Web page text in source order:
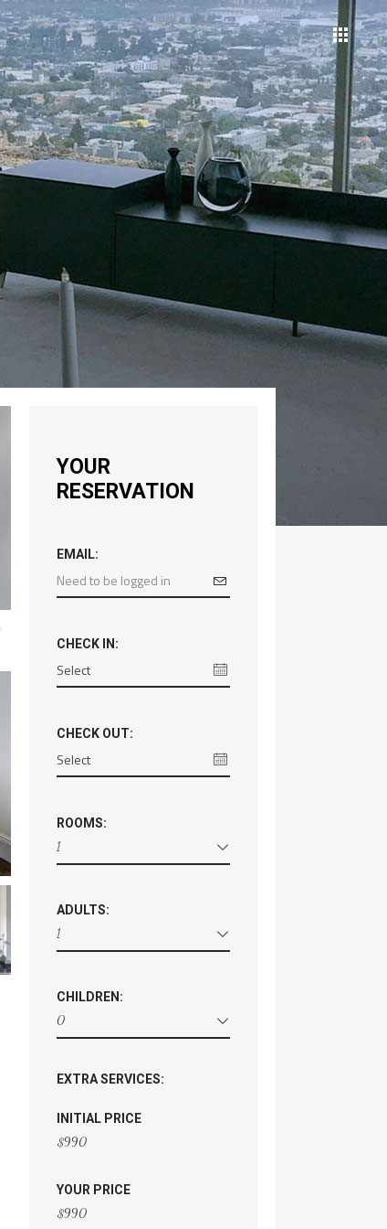
YOUR
RESERVATION
EMAIL:
CHECK IN:
CHECK OUT:
ROOMS:
1
ADULTS:
1
CHILDREN:
0
EXTRA SERVICES:
INITIAL PRICE
$990
YOUR PRICE
$990